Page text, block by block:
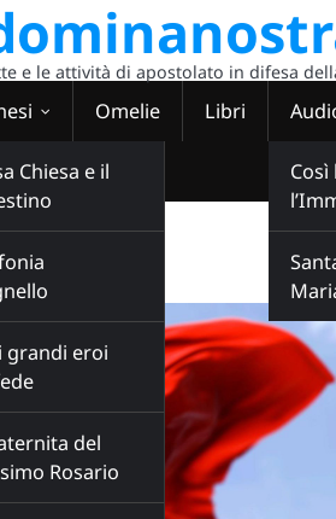
e le attività di apostolato in difesa
Chiesa e il
grandi eroi
del
Rosario
Omelie Libri